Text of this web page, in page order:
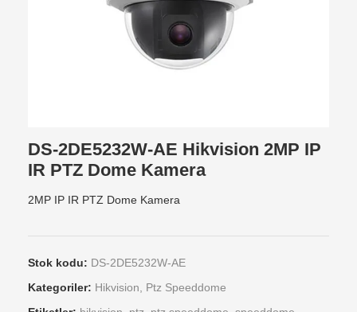
DS-2DE5232W-AE Hikvision 2MP IP
IR PTZ Dome Kamera
2MP IP IR PTZ Dome Kamera
Stok kodu: DS-2DE5232W-AE
Kategoriler: Hikvision
Ptz Speeddome